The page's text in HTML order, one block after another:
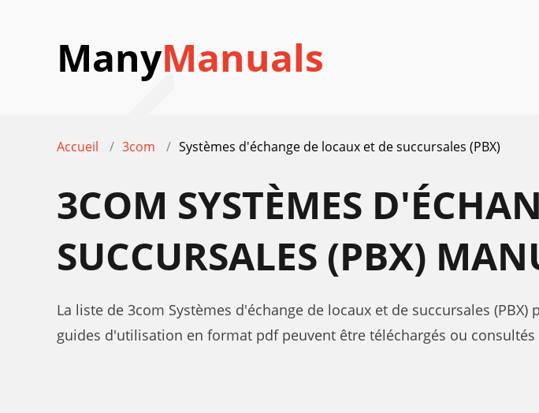
ManyManuals
Accueil 3com Systèmes d'échange de locaux et de succursales (PBX)
3COM SYSTÈMES
SUCCURSALES (PBX)
La liste de 3com Systèmes d'échange de locaux et de succursales
guides d'utilisation en format pdf peuvent être téléchargés ou consultés